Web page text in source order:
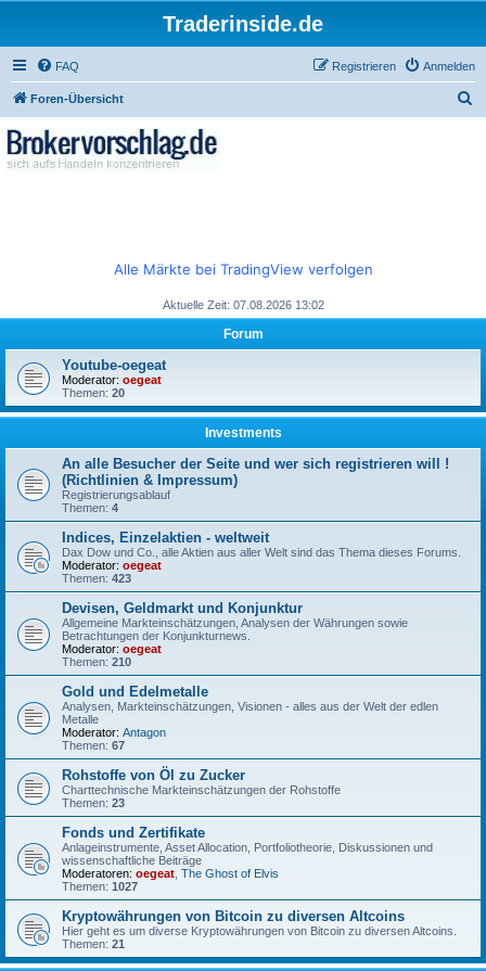
Traderinside.de
FAQ Anmelden
Registrieren
Foren-Übersicht
Alle Märkte bei TradingView verfolgen
Aktuelle Zeit: 07.08.2026 13:02
Forum
Youtube-oegeat
Moderator: oegeat
Themen: 20
Investments
An alle Besucher der Seite und wer sich registrieren will !
(Richtlinien & Impressum)
Registrierungsablauf
Themen: 4
Indices, Einzelaktien - weltweit
Dax Dow und Co., alle Aktien aus aller Welt sind das Thema dieses Forums.
Moderator: oegeat
Themen: 423
Devisen, Geldmarkt und Konjunktur
Allgemeine Markteinschätzungen, Analysen der Währungen sowie
Betrachtungen der Konjunkturnews.
Moderator: oegeat
Themen: 210
Gold und Edelmetalle
Analysen, Markteinschätzungen, Visionen - alles aus der Welt der edlen
Metalle
Moderator: Antagon
Themen: 67
Rohstoffe von Öl zu Zucker
Charttechnische Markteinschätzungen der Rohstoffe
Themen: 23
Fonds und Zertifikate
Anlageinstrumente, Asset Allocation, Portfoliotheorie, Diskussionen und
wissenschaftliche Beiträge
Moderatoren: oegeat The Ghost of Elvis
Themen: 1027
Kryptowährungen von Bitcoin zu diversen Altcoins
Hier geht es um diverse Kryptowährungen von Bitcoin zu diversen Altcoins.
Themen: 21